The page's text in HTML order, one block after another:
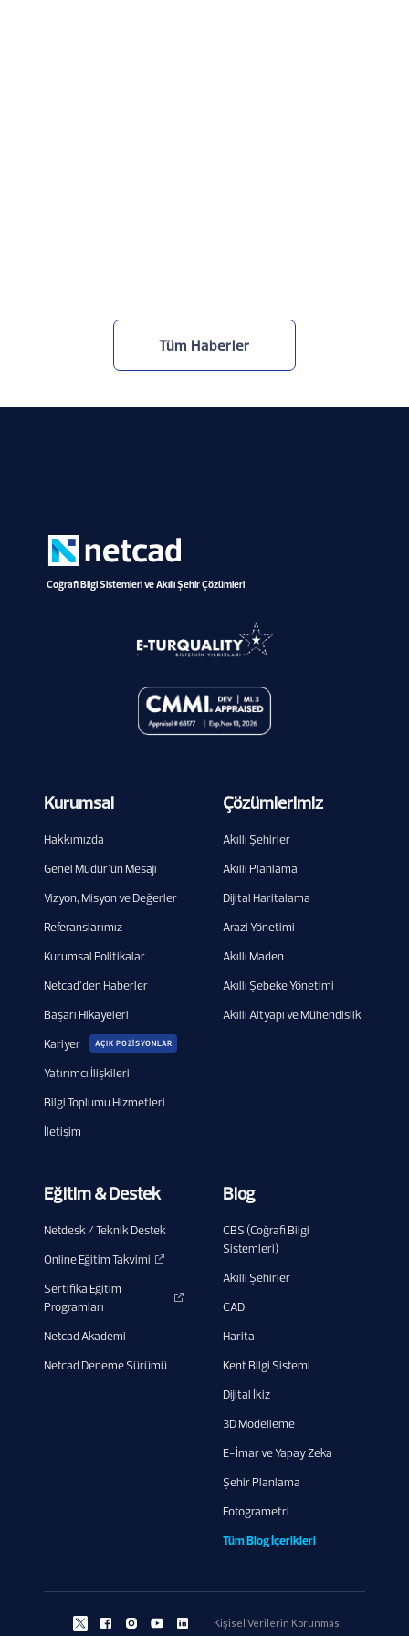
Tüm Haberler
Coğrafi Bilgi Sistemleri ve Akıllı Şehir Çözümleri
Kurumsal
Hakkımızda
Genel Müdür'ün Mesajı
Vizyon, Misyon ve Değerler
Referanslarımız
Kurumsal Politikalar
Netcad'den Haberler
Başarı Hikayeleri
Kariyer
AÇIK POZİSYONLAR
Yatırımcı İlişkileri
Bilgi Toplumu Hizmetleri
İletişim
Çözümlerimiz
Akıllı Şehirler
Akıllı Planlama
Dijital Haritalama
Arazi Yönetimi
Akıllı Maden
Akıllı Şebeke Yönetimi
Akıllı Altyapı ve Mühendislik
Eğitim & Destek
Netdesk / Teknik Destek
Online Eğitim Takvimi
Sertifika Eğitim
Programları
Netcad Akademi
Netcad Deneme Sürümü
Blog
CBS (Coğrafi Bilgi
Sistemleri)
Akıllı Şehirler
CAD
Harita
Kent Bilgi Sistemi
Dijital İkiz
3D Modelleme
E-İmar ve Yapay Zeka
Şehir Planlama
Fotogrametri
Tüm Blog İçerikleri
Kişisel Verilerin Korunması